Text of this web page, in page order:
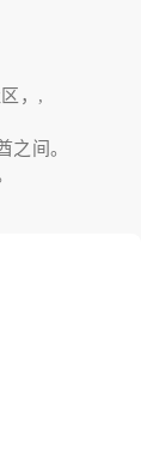
，,
之间。